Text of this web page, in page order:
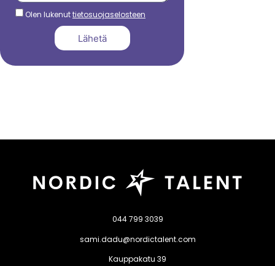
Olen lukenuttietosuojaselosteen
Lähetä
044 799 3039
sami.dadu@nordictalent.com
Kauppakatu 39